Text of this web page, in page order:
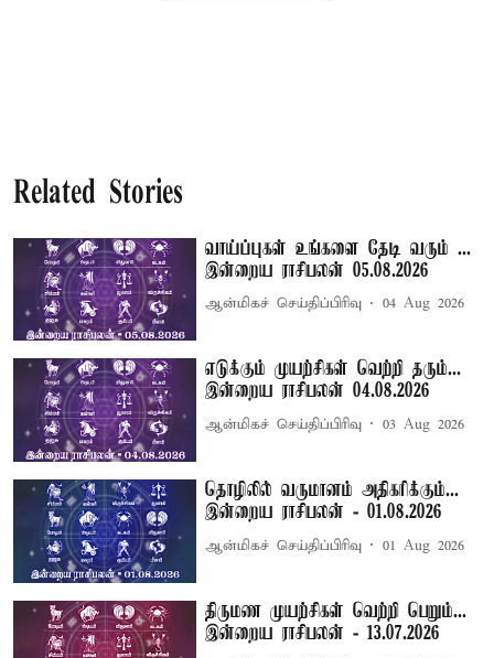
Related Stories
வாய்ப்புகள் உங்களை தேடி வரும் ...
இன்றைய ராசிபலன் 05.08.2026
ஆன்மிகச் செய்திப்பிரிவு 04 Aug 2026
எடுக்கும் முயற்சிகள் வெற்றி தரும்...
இன்றைய ராசிபலன் 04.08.2026
ஆன்மிகச் செய்திப்பிரிவு 03 Aug 2026
தொழிலில் வருமானம் அதிகரிக்கும்...
இன்றைய ராசிபலன் - 01.08.2026
ஆன்மிகச் செய்திப்பிரிவு 01 Aug 2026
திருமண முயற்சிகள் வெற்றி பெறும்...
இன்றைய ராசிபலன் - 13.07.2026